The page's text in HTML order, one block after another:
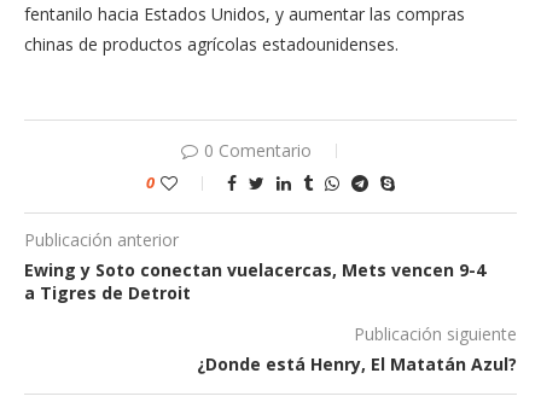
fentanilo hacia Estados Unidos, y aumentar las compras
chinas de productos agrícolas estadounidenses.
0 Comentario
0
Publicación anterior
Ewing y Soto conectan vuelacercas, Mets vencen 9-4
a Tigres de Detroit
Publicación siguiente
¿Donde está Henry, El Matatán Azul?